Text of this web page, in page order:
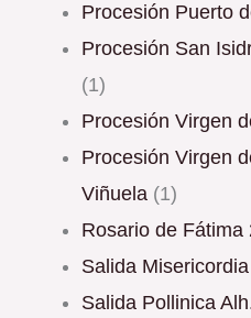
Procesión Puerto
Procesión San
(1)
Procesión Virgen
Procesión Virgen de las Angustias en la
Viñuela (1)
Rosario de
Salida
Salida Pollinica